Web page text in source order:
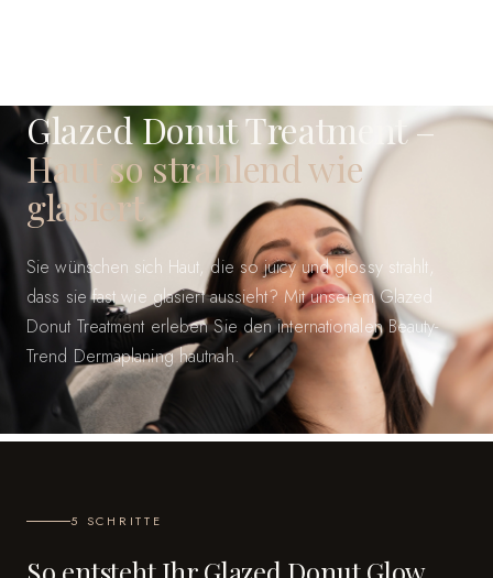
Glazed Donut Treatment –
Haut so strahlend wie
glasiert
Sie wünschen sich Haut, die so juicy und glossy strahlt,
dass sie fast wie glasiert aussieht? Mit unserem Glazed
Donut Treatment erleben Sie den internationalen Beauty-
Trend Dermaplaning hautnah.
5 SCHRITTE